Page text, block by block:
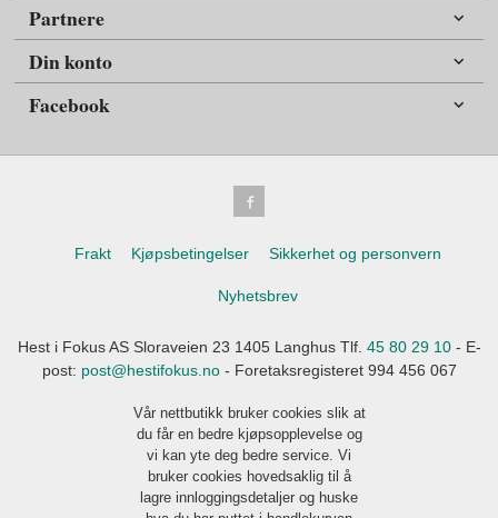
Partnere
Din konto
Facebook
Frakt Kjøpsbetingelser Sikkerhet og personvern
Nyhetsbrev
Hest i Fokus AS Sloraveien 23 1405 Langhus Tlf. 45 80 29 10- E-
post: post@hestifokus.no- Foretaksregisteret 994 456 067
Vår nettbutikk bruker cookies slik at
du får en bedre kjøpsopplevelse og
vi kan yte deg bedre service. Vi
bruker cookies hovedsaklig til å
lagre innloggingsdetaljer og huske